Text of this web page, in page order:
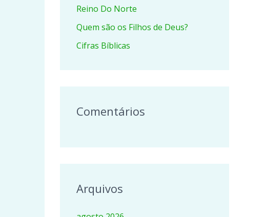
o
r
Reino Do Norte
Quem são os Filhos de Deus?
Cifras Bíblicas
Comentários
Arquivos